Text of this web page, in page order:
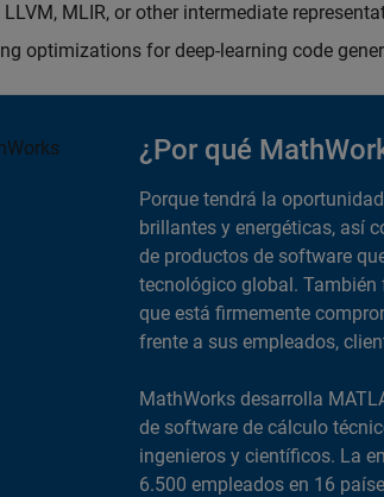
MLIR, or other intermediate
optimizations for deep-learning code
¿Por qué
Porque tendrá la
brillantes y energéticas, así
de productos de software
tecnológico global. También
que está firmemente
frente a sus empleados,
MathWorks desarrolla
de software de cálculo
ingenieros y científicos. La
6.500 empleados en 16